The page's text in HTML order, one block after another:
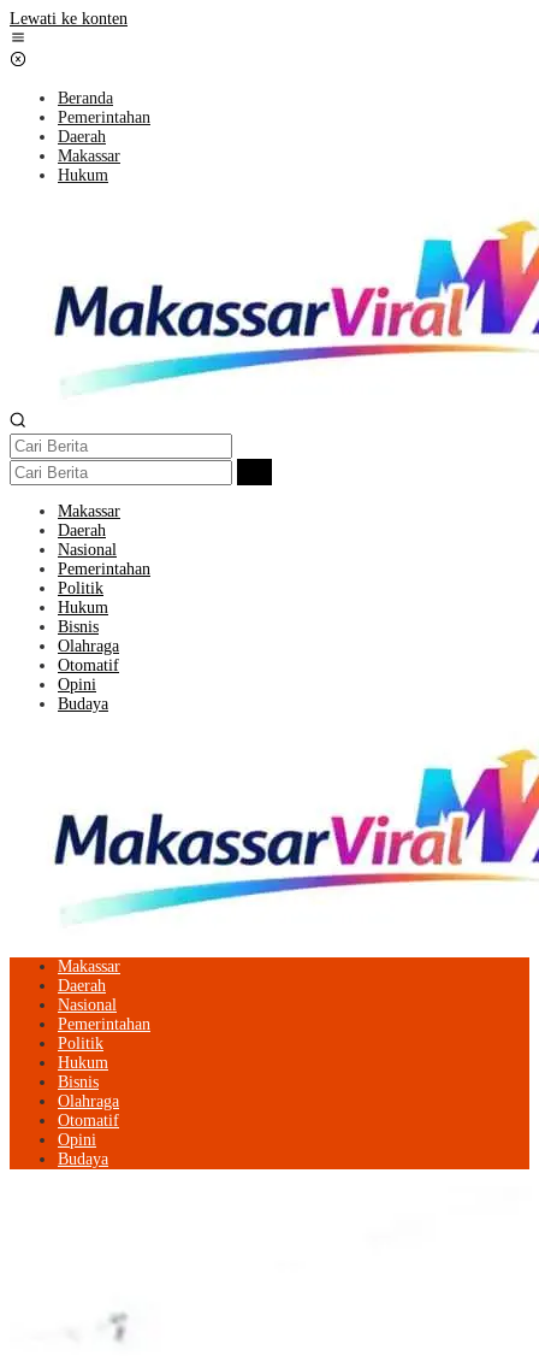
Lewati ke konten
Beranda
Pemerintahan
Daerah
Makassar
Hukum
Makassar
Daerah
Nasional
Pemerintahan
Politik
Hukum
Bisnis
Olahraga
Otomatif
Opini
Budaya
Makassar
Daerah
Nasional
Pemerintahan
Politik
Hukum
Bisnis
Olahraga
Otomatif
Opini
Budaya